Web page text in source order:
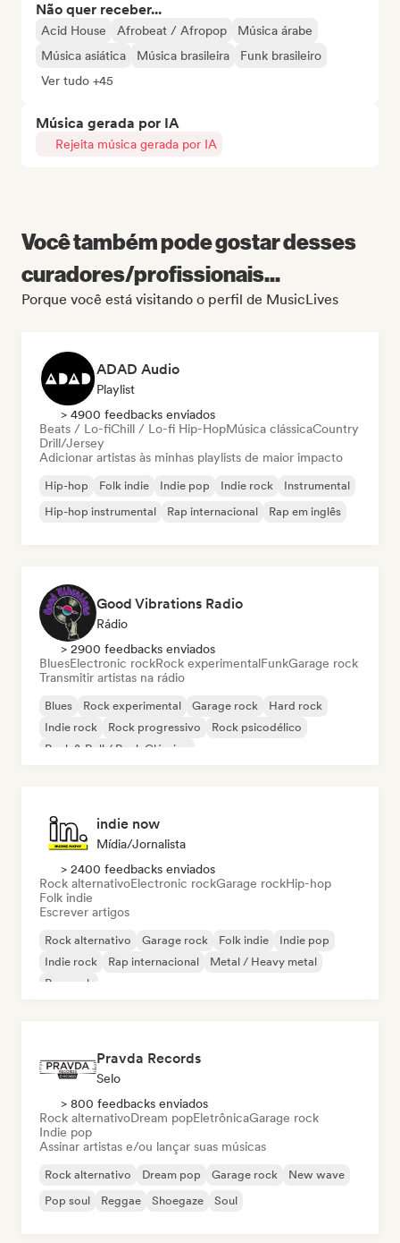
Não quer receber...
Acid House Afrobeat / Afropop
Música árabe
Música asiática
Música brasileira
Funk brasileiro
Ver tudo +45
Música gerada por IA
Rejeita música gerada por IA
Você também pode gostar desses
curadores/profissionais...
Porque você está visitando o perfil de MusicLives
ADAD Audio
Playlist
> 4900 feedbacks enviados
Beats / Lo-fiChill / Lo-fi Hip-HopMúsica clássicaCountry
Drill/Jersey
Adicionar artistas às minhas playlists de maior impacto
Hip-hop Folk indie Indie pop Indie rock
Instrumental
Hip-hop instrumental
Rap internacional Rap em inglês
Good Vibrations Radio
Rádio
> 2900 feedbacks enviados
BluesElectronic rockRock experimentalFunkGarage rock
Transmitir artistas na rádio
Blues Rock experimental Garage rock
Hard rock
Indie rock
Rock progressivo
Rock psicodélico
Rock & Roll / Rock Clássico
indie now
Mídia/Jornalista
> 2400 feedbacks enviados
Rock alternativoElectronic rockGarage rockHip-hop
Folk indie
Escrever artigos
Rock alternativo Garage rock Folk indie
Indie pop
Indie rock
Rap internacional
Metal / Heavy metal
Pop rock
Pravda Records
Selo
> 800 feedbacks enviados
Rock alternativoDream popEletrônicaGarage rock
Indie pop
Assinar artistas e/ou lançar suas músicas
Rock alternativo Dream pop Garage rock
New wave
Pop soul
Reggae Shoegaze Soul